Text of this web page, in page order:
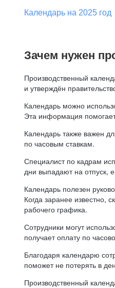
Календарь на 2025 год
Зачем нужен
Производственный
и утверждён
Календарь можно
Эта информация
Календарь также важен
по часовым ставкам.
Специалист по кадрам
дни выпадают на отпуск,
Календарь полезен
Когда заранее известно,
рабочего графика.
Сотрудники могут
получает оплату по
Благодаря календарю
поможет не потерять в
Производственный